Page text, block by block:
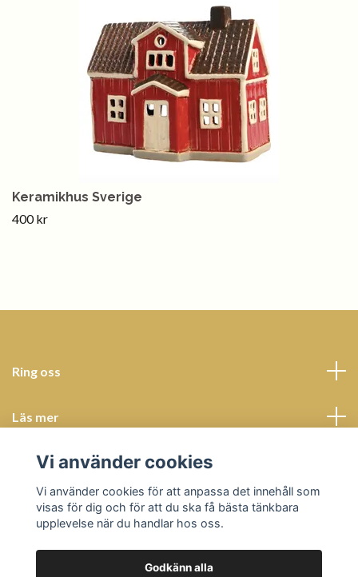
Keramikhus Sverige
400 kr
Ring oss
Läs mer
Sociala medier
Vi använder cookies
Vi använder cookies för att anpassa det innehåll som
visas för dig och för att du ska få bästa tänkbara
upplevelse när du handlar hos oss.
Godkänn alla